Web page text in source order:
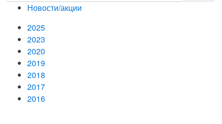
Новости/акции
2025
2023
2020
2019
2018
2017
2016